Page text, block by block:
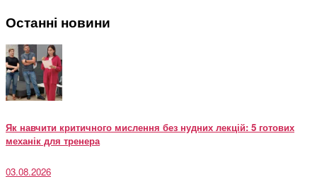
Останні новини
Як навчити критичного мислення без нудних лекцій: 5 готових
механік для тренера
03.08.2026